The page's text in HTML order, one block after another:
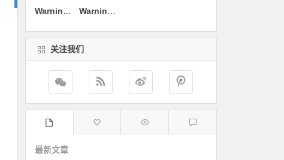
Warning : sprintf(): Too few arguments in
Warning
关注我们
最新文章